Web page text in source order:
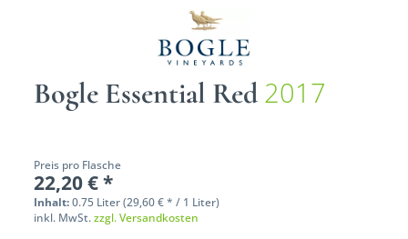
Bogle Essential Red 2017
Preis pro Flasche
22,20 € *
Inhalt:0.75 Liter (29,60 € * / 1 Liter)
inkl. MwSt.zzgl. Versandkosten